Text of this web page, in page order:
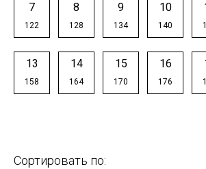
7
122
8
128
9
134
10
140
13
158
14
164
15
170
16
176
Сортировать по: